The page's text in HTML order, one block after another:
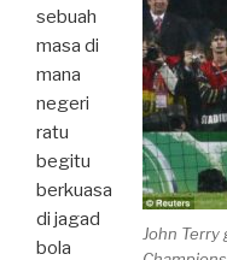
John Terry
sebuah
masa di
mana
negeri
ratu
begitu
berkuasa
di jagad
bola